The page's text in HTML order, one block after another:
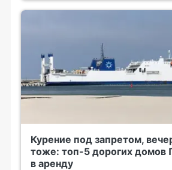
Курение под запретом,
тоже: топ-5 дорогих домов
в аренду